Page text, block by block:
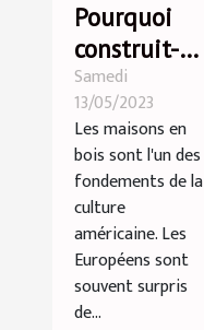
Pourquoi
construit-
on des
maisons en
bois aux
USA ?
Samedi
13/05/2023
Les maisons en
bois sont l'un des
fondements de la
culture
américaine. Les
Européens sont
souvent surpris
de...